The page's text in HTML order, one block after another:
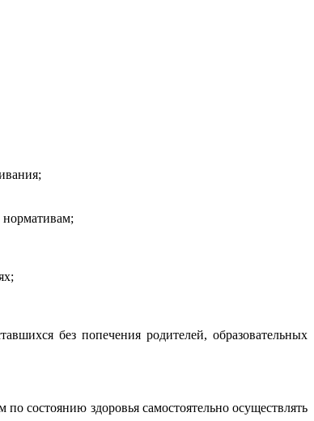
без попечения родителей, образовательных
состоянию здоровья самостоятельно осуществлять